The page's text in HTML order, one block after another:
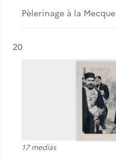
Pèlerinage à la Mecque
Résultat n°
20
17 medias